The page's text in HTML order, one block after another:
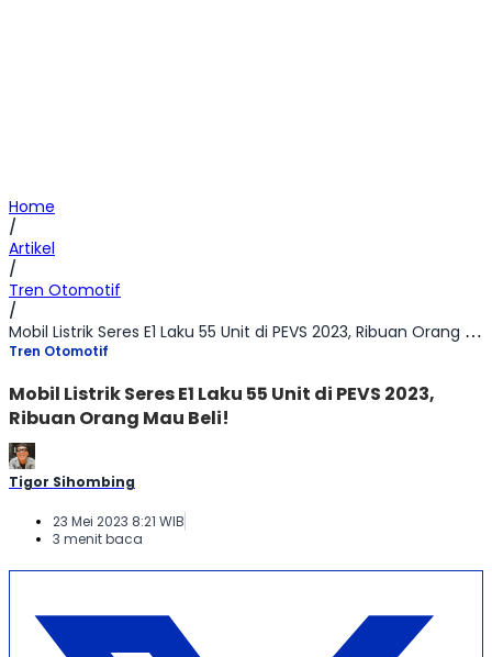
Home
/
Artikel
/
Tren Otomotif
/
Mobil Listrik Seres E1 Laku 55 Unit di PEVS 2023, Ribuan Orang Mau Beli!
Tren Otomotif
Mobil Listrik Seres E1 Laku 55 Unit di PEVS 2023,
Ribuan Orang Mau Beli!
Tigor Sihombing
23 Mei 2023 8:21 WIB
3 menit baca